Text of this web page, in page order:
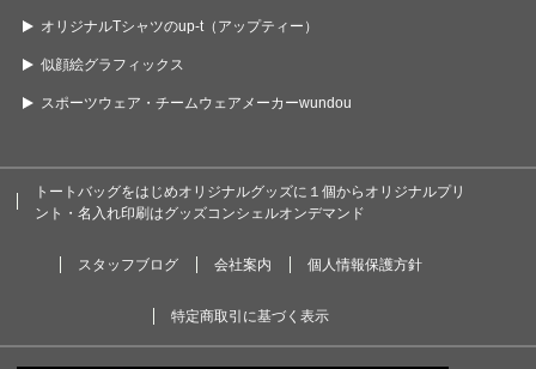
オリジナルTシャツのup-t（アップティー）
似顔絵グラフィックス
スポーツウェア・チームウェアメーカーwundou
トートバッグをはじめオリジナルグッズに１個からオリジナルプリ
ント・名入れ印刷はグッズコンシェルオンデマンド
スタッフブログ 会社案内 個人情報保護方針
特定商取引に基づく表示